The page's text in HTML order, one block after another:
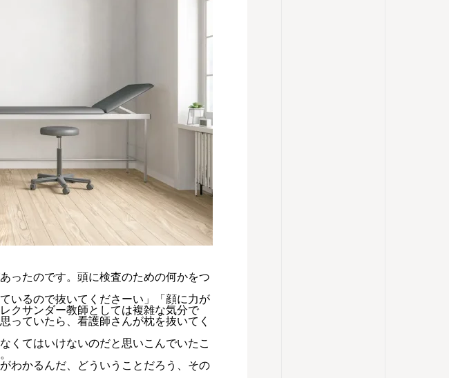
ったのです。頭に検査のための何かをつ
いるので抜いてくださーい」「顔に力が
クサンダー教師としては複雑な気分で
っていたら、看護師さんが枕を抜いてく
くてはいけないのだと思いこんでいたこ
わかるんだ、どういうことだろう、その